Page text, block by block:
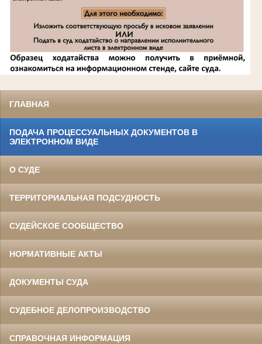
ГЛАВНАЯ
ПОДАЧА ПРОЦЕССУАЛЬНЫХ ДОКУМЕНТОВ В
ЭЛЕКТРОННОМ ВИДЕ
О СУДЕ
ТЕРРИТОРИАЛЬНАЯ ПОДСУДНОСТЬ
СУДЕЙСКОЕ СООБЩЕСТВО
НОРМАТИВНЫЕ АКТЫ
ДОКУМЕНТЫ СУДА
СУДЕБНОЕ ДЕЛОПРОИЗВОДСТВО
СПРАВОЧНАЯ ИНФОРМАЦИЯ